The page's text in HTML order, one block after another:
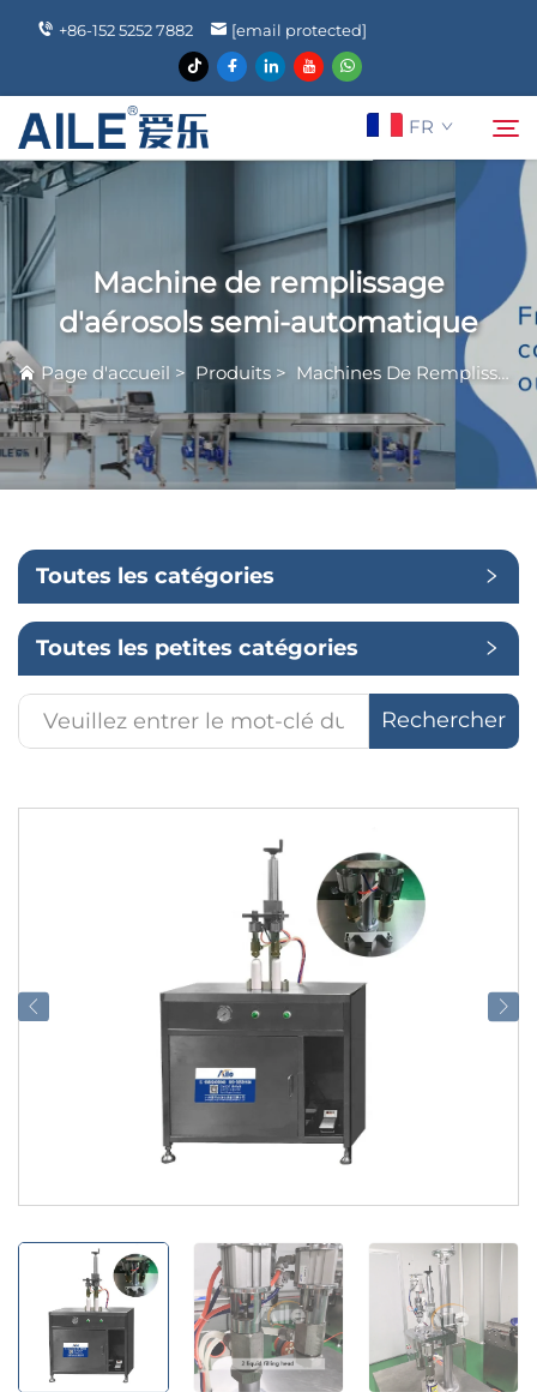
+86-152 5252 7882 [email protected]
FR
À Propos De Nous
Produits
Actualités
FAQ
Application
Machine de remplissage
d'aérosols semi-automatique
Page d'accueil > Produits > Machines De Remplissage En Aérosol
Toutes les catégories
Toutes les petites catégories
Rechercher